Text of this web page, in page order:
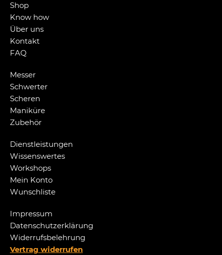
Shop
Know how
Über uns
Kontakt
FAQ
Messer
Schwerter
Scheren
Maniküre
Zubehör
Dienstleistungen
Wissenswertes
Workshops
Mein Konto
Wunschliste
Impressum
Datenschutzerklärung
Widerrufsbelehrung
Vertrag widerrufen